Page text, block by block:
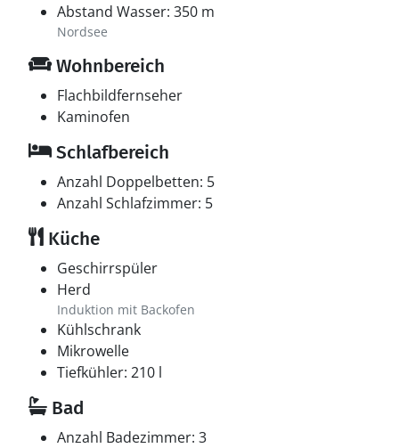
Abstand Wasser: 350 m
Nordsee
Wohnbereich
Flachbildfernseher
Kaminofen
Schlafbereich
Anzahl Doppelbetten: 5
Anzahl Schlafzimmer: 5
Küche
Geschirrspüler
Herd
Induktion mit Backofen
Kühlschrank
Mikrowelle
Tiefkühler: 210 l
Bad
Anzahl Badezimmer: 3